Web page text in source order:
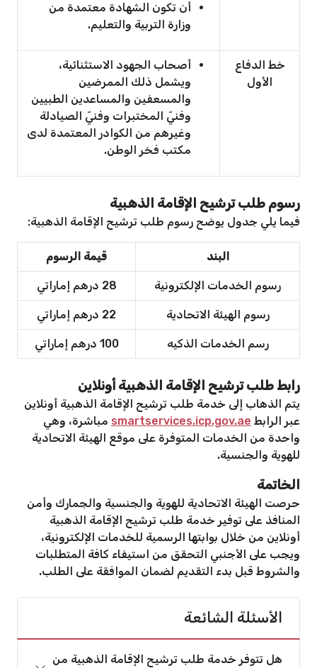
أن تكون الشهادة معتمدة من
وزارة التربية والتعليم.
خط الدفاع
الأول
أصحاب الجهود الاستثنائية،
ويشمل ذلك الممرضين
والمسعفين والمساعدين الطبيين
وفنيّ المختبرات وفنيّ الصيادلة
وغيرهم من الكوادر المعتمدة لدى
مكتب فخر الوطن.
رسوم طلب ترشيح الإقامة الذهبية
فيما يلي جدول يوضح رسوم طلب ترشيح الإقامة الذهبية:
البند قيمة الرسوم
رسوم الخدمات الإلكترونية 28 درهم إماراتي
رسوم الهيئة الاتحادية 22 درهم إماراتي
رسم الخدمات الذكيه 100 درهم إماراتي
رابط طلب ترشيح الإقامة الذهبية أونلاين
يتم الذهاب إلى خدمة طلب ترشيح الإقامة الذهبية أونلاين
عبر الرابط smartservices.icp.gov.ae مباشرة، وهي
واحدة من الخدمات المتوفرة على موقع الهيئة الاتحادية
للهوية والجنسية.
الخاتمة
حرصت الهيئة الاتحادية للهوية والجنسية والجمارك وأمن
المنافذ على توفير خدمة طلب ترشيح الإقامة الذهبية
أونلاين من خلال بوابتها الرسمية للخدمات الإلكترونية،
ويجب على الأجنبي التحقق من استيفاء كافة المتطلبات
والشروط قبل بدء التقديم لضمان الموافقة على الطلب.
الأسئلة الشائعة
هل تتوفر خدمة طلب ترشيح الإقامة الذهبية من